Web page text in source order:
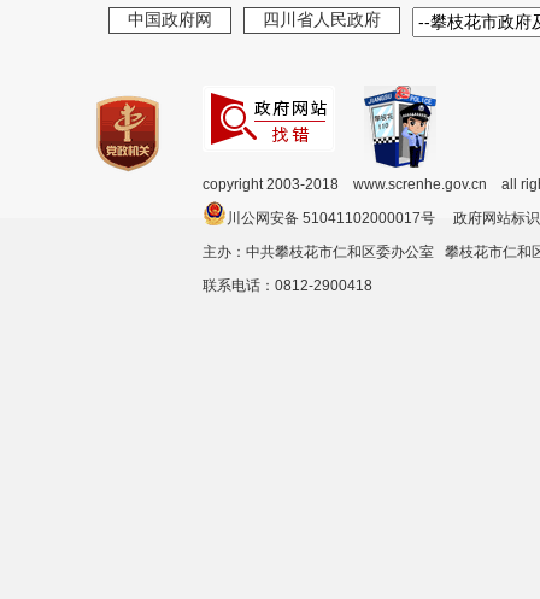
中国政府网 四川省人民政府
copyright 2003-2018 www.screnhe.gov.cn all
川公网安备 51041102000017号 政府网站
主办：中共攀枝花市仁和区委办公室 攀枝花市仁
联系电话：0812-2900418